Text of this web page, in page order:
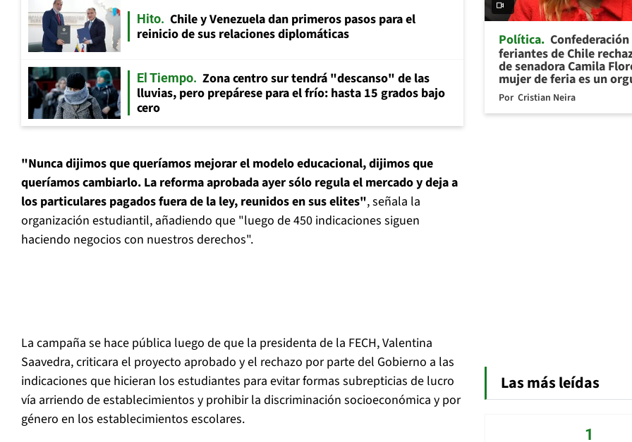
Hito
Chile y Venezuela dan primeros pasos para el
reinicio de sus relaciones diplomáticas
El Tiempo
Zona centro sur tendrá "descanso" de las
lluvias, pero prepárese para el frío: hasta 15 grados bajo
cero
"Nunca dijimos que queríamos mejorar el modelo educacional, dijimos que
queríamos cambiarlo. La reforma aprobada ayer sólo regula el mercado y deja a
los particulares pagados fuera de la ley, reunidos en sus elites", señala la
organización estudiantil, añadiendo que "luego de 450 indicaciones siguen
haciendo negocios con nuestros derechos".
La campaña se hace pública luego de que la presidenta de la FECH, Valentina
Saavedra, criticara el proyecto aprobado y el rechazo por parte del Gobierno a las
indicaciones que hicieran los estudiantes para evitar formas subrepticias de lucro
vía arriendo de establecimientos y prohibir la discriminación socioeconómica y por
género en los establecimientos escolares.
Política Confederación
feriantes de Chile
de senadora Camila
mujer de feria es un
Por Cristian Neira
Las más leídas